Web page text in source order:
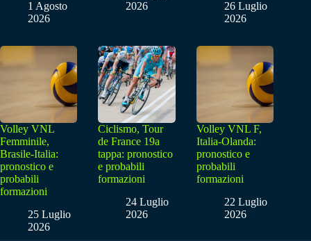
1 Agosto
2026
2026
26 Luglio
2026
Volley VNL
Femminile,
Brasile-Italia:
pronostico e
probabili
formazioni
25 Luglio
2026
Ciclismo, Tour
de France 19a
tappa: pronostico
e probabili
formazioni
24 Luglio
2026
Volley VNL F,
Italia-Olanda:
pronostico e
probabili
formazioni
22 Luglio
2026